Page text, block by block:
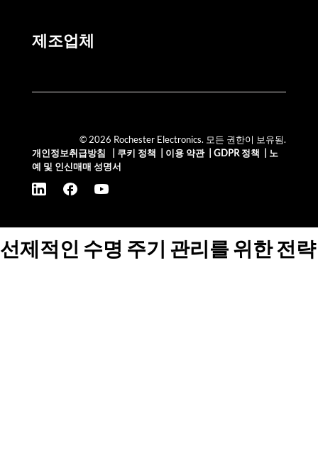
제조업체
© 2026 Rochester Electronics. 모든 권한이 보유됨.
개인정보취급방침
쿠키 정책 이용 약관| GDPR 정책
노
예 및 인신매매 성명서
선제적인 수명 주기 관리를 위한 전략